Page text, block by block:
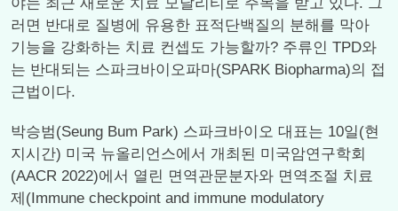
러면 반대로 질병에 유용한 표적단백질의 분해를 막아
기능을 강화하는 치료 컨셉도 가능할까? 주류인 TPD와
는 반대되는 스파크바이오파마(SPARK Biopharma)의 접
근법이다.
박승범(Seung Bum Park) 스파크바이오 대표는 10일(현
지시간) 미국 뉴올리언스에서 개최된 미국암연구학회
(AACR 2022)에서 열린 면역관문분자와 면역조절 치료
제(Immune checkpoint and immune modulatory